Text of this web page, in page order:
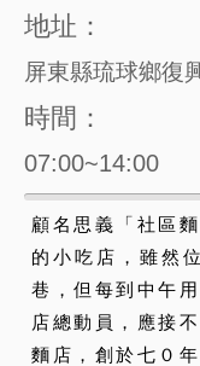
地址：
屏東縣琉球鄉復
時間：
07:00~14:00
顧名思義「社區
的小吃店，雖然
巷，但每到中午
店總動員，應接
麵店，創於七０